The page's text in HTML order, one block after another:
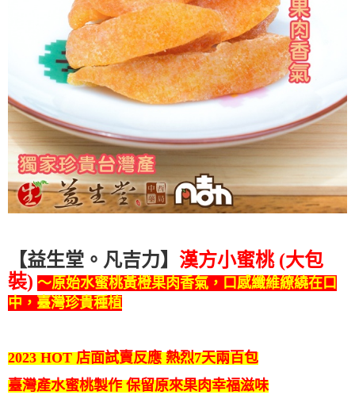
【益生堂。凡吉力】 漢方小蜜桃 (大包
裝) ～原始水蜜桃黃橙果肉香氣，口感纖維繚繞在口
中，臺灣珍貴種植
2023 HOT 店面試賣反應 熱烈7天兩百包
臺灣產水蜜桃製作 保留原來果肉幸福滋味